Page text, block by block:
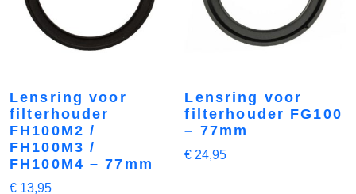
Lensring voor
filterhouder
FH100M2 /
FH100M3 /
FH100M4 – 77mm
€ 13,95
Lensring voor
filterhouder FG100
– 77mm
€ 24,95